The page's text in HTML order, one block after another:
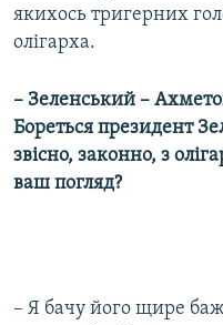
якихось тригерних
олігарха.
– Зеленський –
Бореться президент
звісно, законно, з
ваш погляд?
– Я бачу його щире